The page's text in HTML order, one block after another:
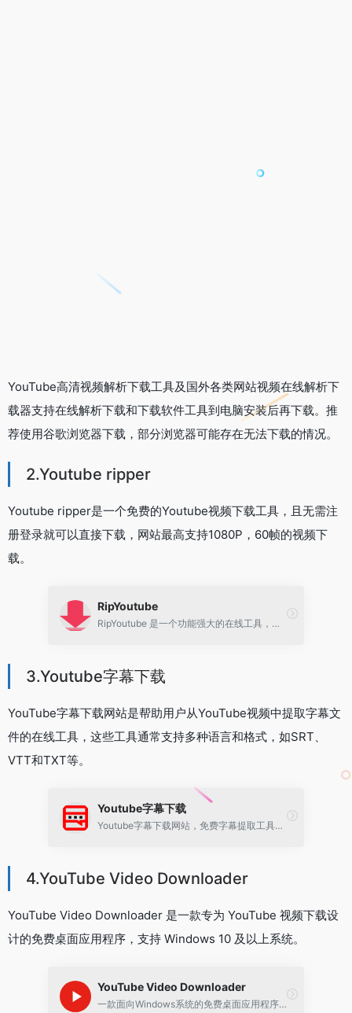
YouTube高清视频解析下载工具及国外各类网站视频在线解析下
载器支持在线解析下载和下载软件工具到电脑安装后再下载。推
荐使用谷歌浏览器下载，部分浏览器可能存在无法下载的情况。
2.Youtube ripper
Youtube ripper是一个免费的Youtube视频下载工具，且无需注
册登录就可以直接下载，网站最高支持1080P，60帧的视频下
载。
RipYoutube
RipYoutube 是一个功能强大的在线工具，专注于从 YouTube 下载视频和音乐。免费解析下载YouTube视频和音乐的工具。办.公.人.导.航
3.Youtube字幕下载
YouTube字幕下载网站是帮助用户从YouTube视频中提取字幕文
件的在线工具，这些工具通常支持多种语言和格式，如SRT、
VTT和TXT等。
Youtube字幕下载
Youtube字幕下载网站，免费字幕提取工具下载 SRT、VTT 和 TXT 格式的 YouTube 字幕，或获取任何语言的双字幕
4.YouTube Video Downloader
YouTube Video Downloader 是一款专为 YouTube 视频下载设
计的免费桌面应用程序，支持 Windows 10 及以上系统。
YouTube Video Downloader
一款面向Windows系统的免费桌面应用程序，专注于下载YouTube平台上的视频